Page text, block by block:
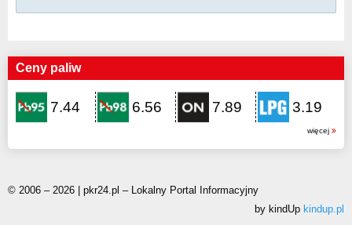
Ceny paliw
7.44 6.56 7.89 3.19
więcej
© 2006 – 2026 | pkr24.pl – Lokalny Portal Informacyjny
by kindUp kindup.pl